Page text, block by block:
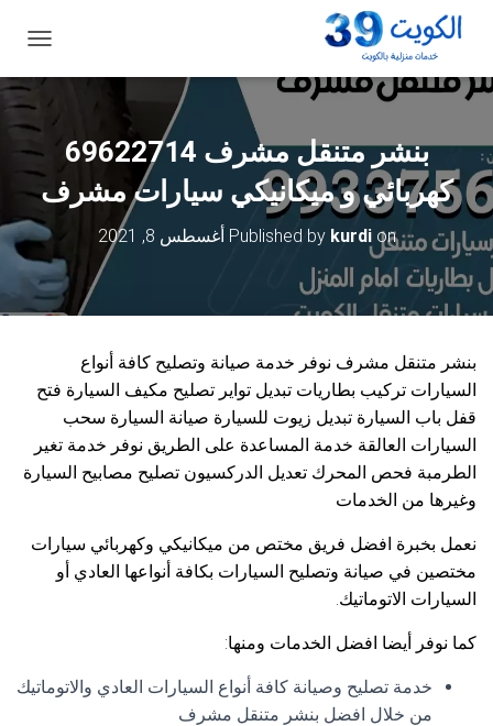
ب
ا
ل
ت
ن
ق
ل
كهربائي و ميكانيكي سيارات مشرف
Published by kurdion أغسطس 8, 2021
بنشر متنقل مشرف نوفر خدمة صيانة وتصليح كافة أنواع
السيارات تركيب بطاريات تبديل تواير تصليح مكيف السيارة فتح
قفل باب السيارة تبديل زيوت للسيارة صيانة السيارة سحب
السيارات العالقة خدمة المساعدة على الطريق نوفر خدمة تغير
الطرمبة فحص المحرك تعديل الدركسيون تصليح مصابيح السيارة
وغيرها من الخدمات
نعمل بخبرة افضل فريق مختص من ميكانيكي وكهربائي سيارات
مختصين في صيانة وتصليح السيارات بكافة أنواعها العادي أو
السيارات الاتوماتيك.
كما نوفر أيضا افضل الخدمات ومنها:
خدمة تصليح وصيانة كافة أنواع السيارات العادي والاتوماتيك
من خلال افضل بنشر متنقل مشرف